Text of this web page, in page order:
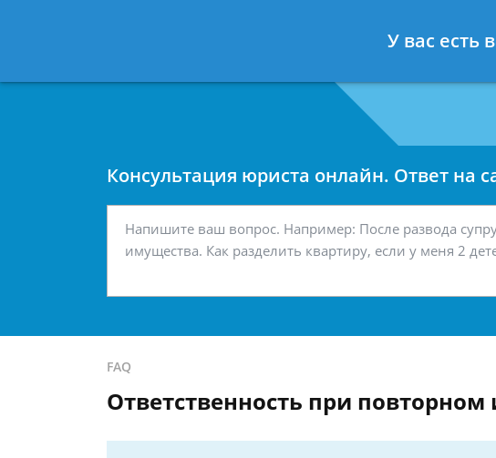
7 812 467-34-29
Консультация юриста онлайн. Ответ на
FAQ
Ответственность при
У вас есть